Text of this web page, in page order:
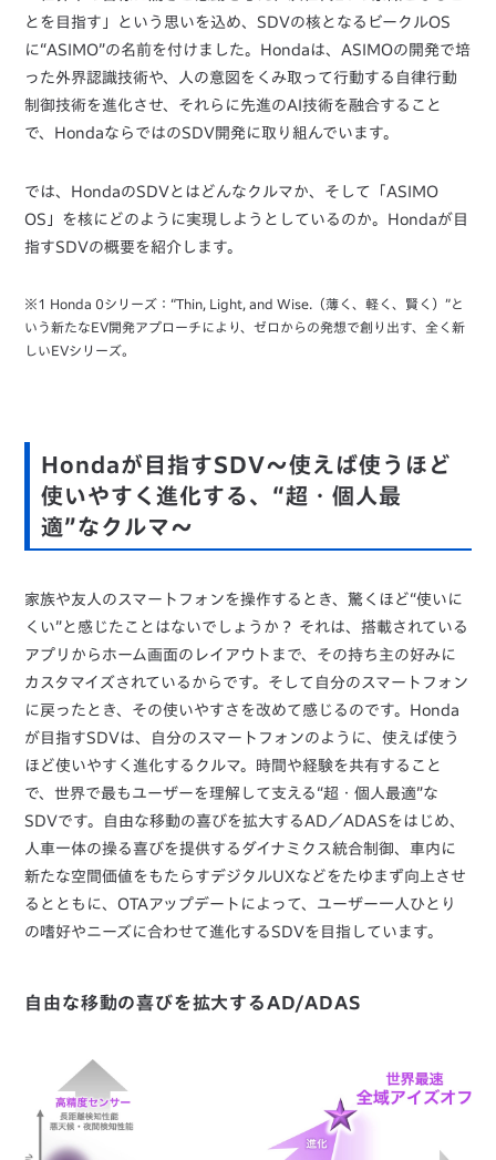
とを目指す」という思いを込め、SDVの核となるビークルOS
に“ASIMO”の名前を付けました。Hondaは、ASIMOの開発で培
った外界認識技術や、人の意図をくみ取って行動する自律行動
制御技術を進化させ、それらに先進のAI技術を融合すること
で、HondaならではのSDV開発に取り組んでいます。
では、HondaのSDVとはどんなクルマか、そして「ASIMO
OS」を核にどのように実現しようとしているのか。Hondaが目
指すSDVの概要を紹介します。
※1 Honda 0シリーズ：“Thin, Light, and Wise.（薄く、軽く、賢く）”と
いう新たなEV開発アプローチにより、ゼロからの発想で創り出す、全く新
しいEVシリーズ。
Hondaが目指すSDV～使えば使うほど
使いやすく進化する、“超・個人最
適”なクルマ～
家族や友人のスマートフォンを操作するとき、驚くほど“使いに
くい”と感じたことはないでしょうか？ それは、搭載されている
アプリからホーム画面のレイアウトまで、その持ち主の好みに
カスタマイズされているからです。そして自分のスマートフォン
に戻ったとき、その使いやすさを改めて感じるのです。Honda
が目指すSDVは、自分のスマートフォンのように、使えば使う
ほど使いやすく進化するクルマ。時間や経験を共有すること
で、世界で最もユーザーを理解して支える“超・個人最適”な
SDVです。自由な移動の喜びを拡大するAD／ADASをはじめ、
人車一体の操る喜びを提供するダイナミクス統合制御、車内に
新たな空間価値をもたらすデジタルUXなどをたゆまず向上させ
るとともに、OTAアップデートによって、ユーザー一人ひとり
の嗜好やニーズに合わせて進化するSDVを目指しています。
自由な移動の喜びを拡大するAD/ADAS